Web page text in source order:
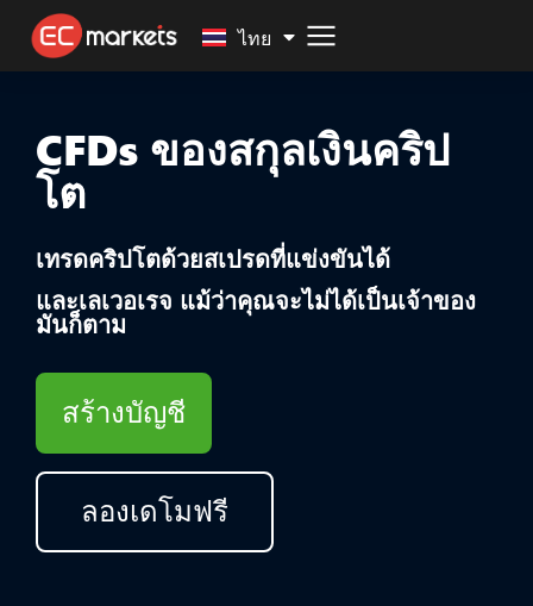
ไทย
Malay
CFDs ของสกุลเงินคริป
โต
เทรดคริปโตด้วยสเปรดที่แข่งขันได้
และเลเวอเรจ แม้ว่าคุณจะไม่ได้เป็นเจ้าของ
มันก็ตาม
สร้างบัญชี
ลองเดโมฟรี